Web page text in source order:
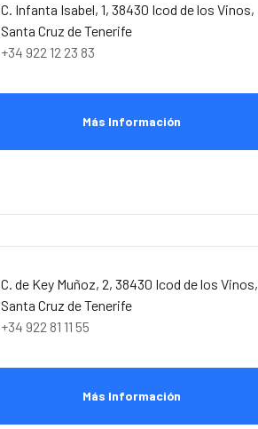
C. Infanta Isabel, 1, 38430 Icod de los Vinos,
Santa Cruz de Tenerife
+34 922 12 23 83
Más Información
C. de Key Muñoz, 2, 38430 Icod de los Vinos,
Santa Cruz de Tenerife
+34 922 81 11 55
Más Información